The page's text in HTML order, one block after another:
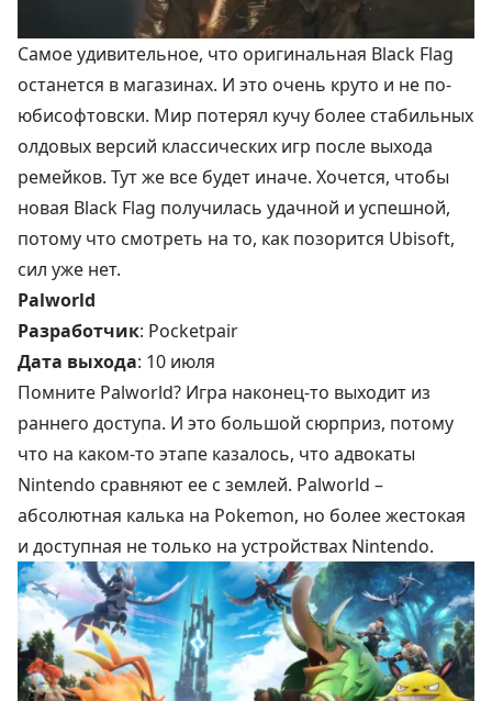
Самое удивительное, что оригинальная Black Flag
останется в магазинах. И это очень круто и не по-
юбисофтовски. Мир потерял кучу более стабильных
олдовых версий классических игр после выхода
ремейков. Тут же все будет иначе. Хочется, чтобы
новая Black Flag получилась удачной и успешной,
потому что смотреть на то, как позорится Ubisoft,
сил уже нет.
Palworld
Разработчик: Pocketpair
Дата выхода: 10 июля
Помните Palworld? Игра наконец-то выходит из
раннего доступа. И это большой сюрприз, потому
что на каком-то этапе казалось, что адвокаты
Nintendo сравняют ее с землей. Palworld –
абсолютная калька на Pokemon, но более жестокая
и доступная не только на устройствах Nintendo.